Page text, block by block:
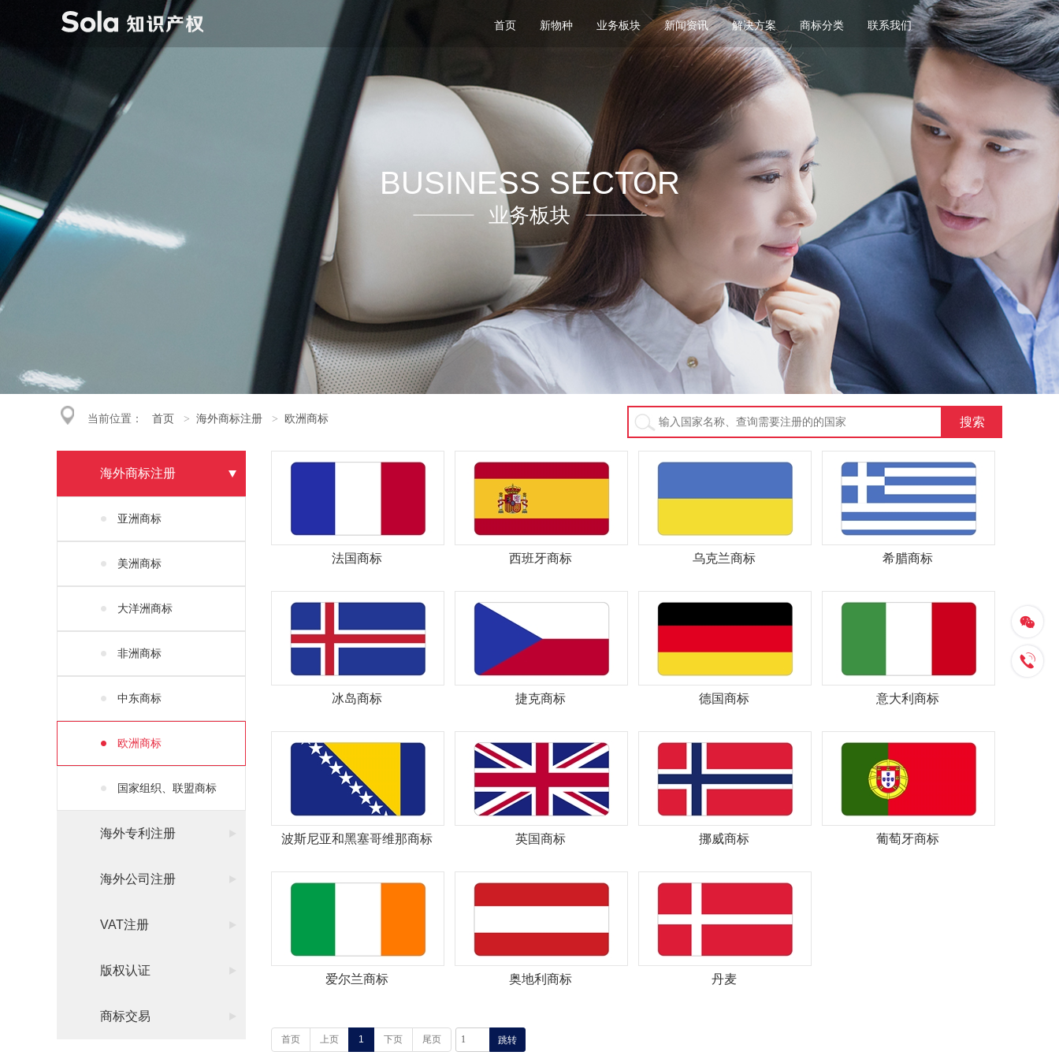
首页 新物种 业务板块 新闻资讯 解决方案 商标分类 联系我们
BUSINESS SECTOR
业务板块
当前位置： 首页 > 海外商标注册 > 欧洲商标
海外商标注册
亚洲商标
美洲商标
大洋洲商标
非洲商标
中东商标
欧洲商标
国家组织、联盟商标
海外专利注册
海外公司注册
VAT注册
版权认证
商标交易
法国商标 西班牙商标 乌克兰商标 希腊商标
冰岛商标 捷克商标 德国商标 意大利商标
波斯尼亚和黑塞哥维那商标 英国商标 挪威商标 葡萄牙商标
爱尔兰商标 奥地利商标 丹麦
首页 上页 1 下页 尾页 跳转